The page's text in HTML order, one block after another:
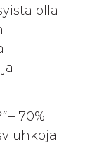
olla
– 70%